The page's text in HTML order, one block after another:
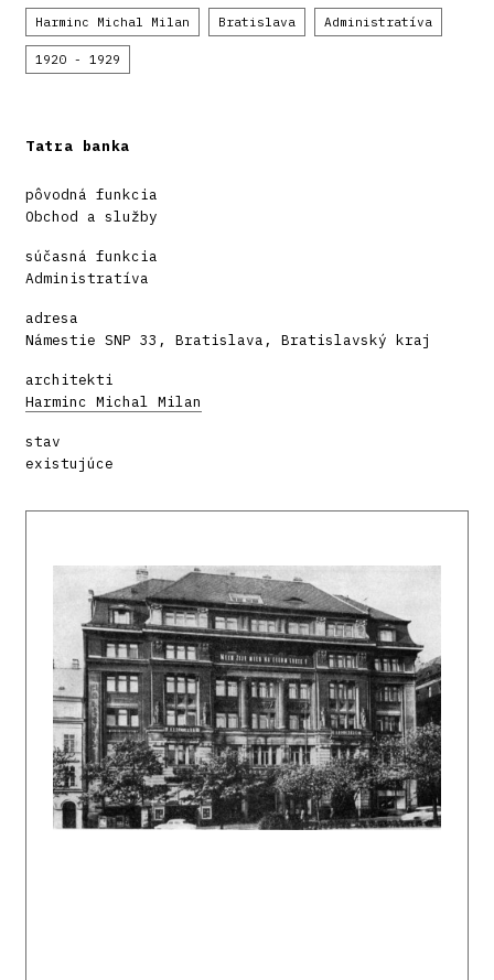
Harminc Michal Milan Bratislava Administratíva
1920 - 1929
Tatra banka
pôvodná funkcia
Obchod a služby
súčasná funkcia
Administratíva
adresa
Námestie SNP 33, Bratislava, Bratislavský kraj
architekti
Harminc Michal Milan
stav
existujúce